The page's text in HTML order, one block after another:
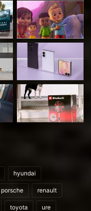
hyundai
porsche renault
toyota ure